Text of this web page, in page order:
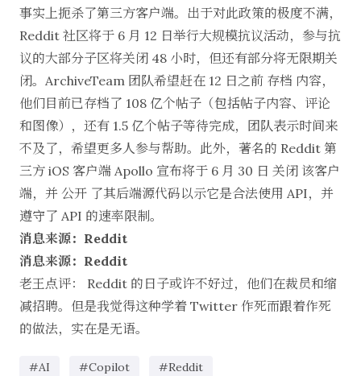
事实上扼杀了第三方客户端。出于对此政策的极度不满，
Reddit 社区将于 6 月 12 日举行大规模抗议活动，参与抗
议的大部分子区将关闭 48 小时，但还有部分将无限期关
闭。ArchiveTeam 团队希望赶在 12 日之前 存档 内容，
他们目前已存档了 108 亿个帖子（包括帖子内容、评论
和图像），还有 1.5 亿个帖子等待完成，团队表示时间来
不及了，希望更多人参与帮助。此外，著名的 Reddit 第
三方 iOS 客户端 Apollo 宣布将于 6 月 30 日 关闭 该客户
端，并 公开 了其后端源代码以示它是合法使用 API，并
遵守了 API 的速率限制。
消息来源：Reddit
消息来源：Reddit
老王点评： Reddit 的日子或许不好过，他们在裁员和缩
减招聘。但是我觉得这种学着 Twitter 作死而跟着作死
的做法，实在是无语。
#AI #Copilot #Reddit